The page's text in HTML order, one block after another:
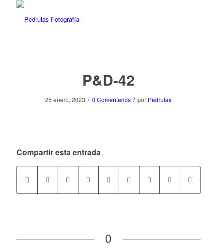
P&D-42
25 enero, 2023 / 0 Comentarios / por Pedrulas
Compartir esta entrada
0